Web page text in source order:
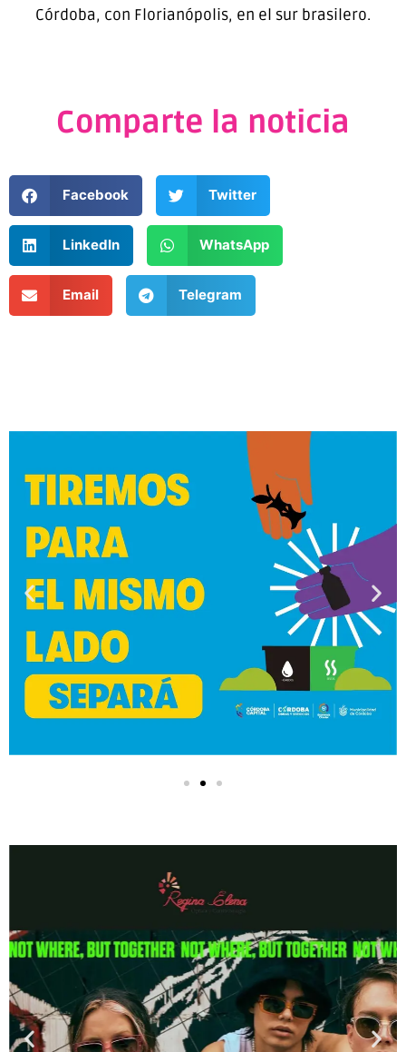
Córdoba, con Florianópolis, en el sur brasilero.
Comparte la noticia
Facebook Twitter
LinkedIn WhatsApp
Email Telegram